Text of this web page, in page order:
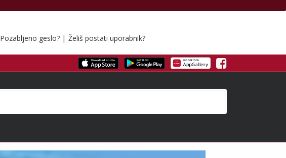
Facebook
Pozabljeno geslo? | Želiš postati uporabnik?